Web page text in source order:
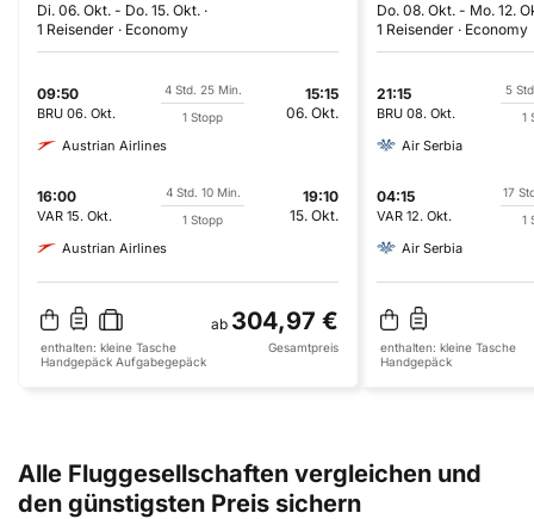
Di. 06. Okt. - Do. 15. Okt.
1 Reisender
Economy
09:50
BRU 06. Okt.
4 Std. 25 Min.
1 Stopp
15:15
06. Okt.
Austrian Airlines
16:00
VAR 15. Okt.
4 Std. 10 Min.
1 Stopp
19:10
15. Okt.
Austrian Airlines
ab 304,97 €
enthalten: kleine Tasche
Handgepäck Aufgabegepäck
Gesamtpreis
Do. 08. Okt. - Mo. 12.
1 Reisender
Economy
21:15
BRU 08. Okt.
5
1
Air Serbia
04:15
VAR 12. Okt.
17
1
Air Serbia
enthalten: kleine Tasche
Handgepäck
Alle Fluggesellschaften vergleichen und
den günstigsten Preis sichern